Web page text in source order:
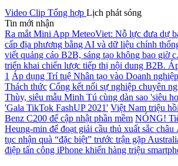
Video Clip Tổng hợp Lịch phát sóng
Tin mới nhận
Ra mắt Mini App MeteoViet: Nỗ lực đưa dự
cấp địa phương bằng AI và dữ liệu chính
viết quảng cáo B2B, sáng tạo không bao giờ
triển khai chiến lược tiếp thị nội dung B2B.
1 Áp dụng Trí tuệ Nhân tạo vào Doanh
Thách thức Cổng kết nối sự nghiệp chuyên
Thùy, siêu mẫu Minh Tú cùng dàn sao 'siêu
'Gala TikTok FashUP 2021' Việt Nam triệu
Benz C200 để cập nhật phần mềm NÓNG!
Heung-min để đoạt giải cầu thủ xuất sắc châu
tục nhận quà “đặc biệt” trước trận gặp
điệp tấn công iPhone khiến hàng triệu